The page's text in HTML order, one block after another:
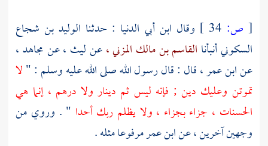
[ ص: وقال ابن أبي الدنيا : حدثنا الوليد بن شجاع
السكونيأنبأنا القاسم بن مالك المزني ،عنليث ،عنمجاهد ،
عنابن عمر ،قال : قال رسول الله صلى الله عليه وسلم : "لا
تموتن وعليك دين ; فإنه ليس ثم دينار ولا درهم ، إنما هي
الحسنات ، جزاء بجزاء ، ولا يظلم ربك أحدا " . وروي من
وجهين آخرين ، عنابن عمرمرفوعا مثله .